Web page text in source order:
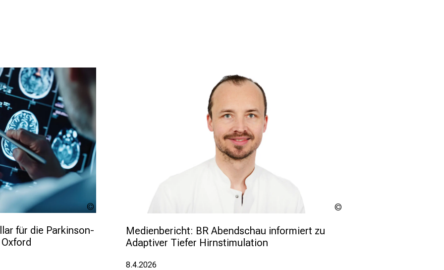
für die Parkinson-
Medienbericht: BR Abendschau informiert zu
Adaptiver Tiefer Hirnstimulation
8.4.2026